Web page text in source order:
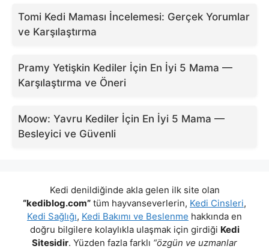
Tomi Kedi Maması İncelemesi: Gerçek Yorumlar
ve Karşılaştırma
Pramy Yetişkin Kediler İçin En İyi 5 Mama —
Karşılaştırma ve Öneri
Moow: Yavru Kediler İçin En İyi 5 Mama —
Besleyici ve Güvenli
Kedi denildiğinde akla gelen ilk site olan
“kediblog.com” tüm hayvanseverlerin, Kedi Cinsleri,
Kedi Sağlığı, Kedi Bakımı ve Beslenme hakkında en
doğru bilgilere kolaylıkla ulaşmak için girdiği Kedi
Sitesidir. Yüzden fazla farklı “özgün ve uzmanlar